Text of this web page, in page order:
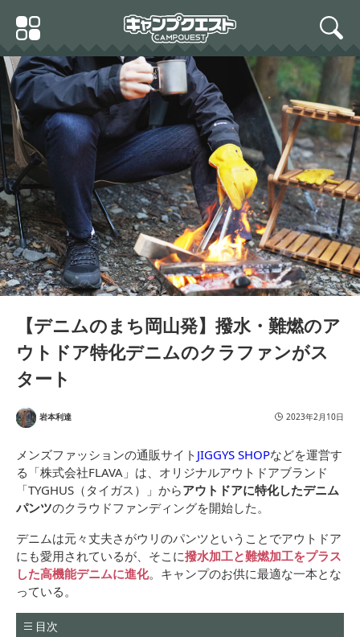
Primary
Menu
search
【デニムのまち岡山発】撥水・難燃のア
ウトドア特化デニムのクラファンがス
タート
岩本利達 2023年2月10日
メンズファッションの通販サイト JIGGYS SHOPなどを運営す
る「株式会社FLAVA」は、オリジナルアウトドアブランド
「TYGHUS（タイガス）」からアウトドアに特化したデニム
パンツのクラウドファンディングを開始した。
デニムは元々丈夫さがウリのパンツということでアウトドア
にも愛用されているが、そこに撥水加工と難燃加工をプラス
した高機能デニムに進化。キャンプのお供に最適な一本とな
っている。
目次